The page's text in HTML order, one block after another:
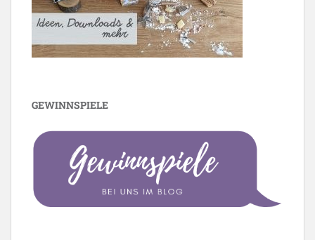
GEWINNSPIELE